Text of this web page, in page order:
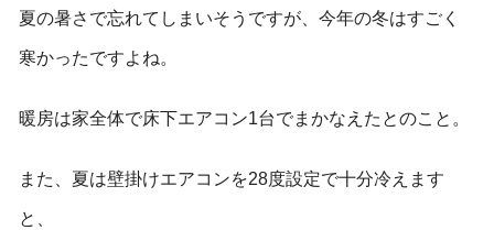
夏の暑さで忘れてしまいそうですが、今年の冬はすごく
寒かったですよね。
暖房は家全体で床下エアコン1台でまかなえたとのこと。
また、夏は壁掛けエアコンを28度設定で十分冷えます
と、